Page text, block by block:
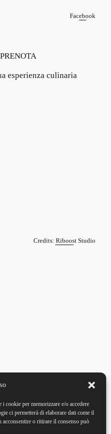
cookie per memorizzare e/o accedere
ci permetterà di elaborare dati come il
o ritirare il consenso può
Facebook
PRENOTA
esperienza culinaria
Credits: Riboost Studio